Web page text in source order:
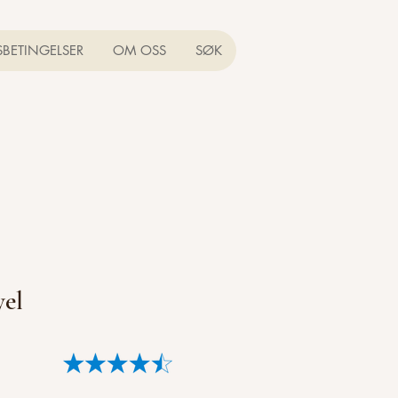
OM OSS SØK